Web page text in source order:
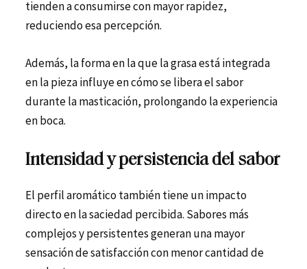
tienden a consumirse con mayor rapidez,
reduciendo esa percepción.
Además, la forma en la que la grasa está integrada
en la pieza influye en cómo se libera el sabor
durante la masticación, prolongando la experiencia
en boca.
Intensidad y persistencia del sabor
El perfil aromático también tiene un impacto
directo en la saciedad percibida. Sabores más
complejos y persistentes generan una mayor
sensación de satisfacción con menor cantidad de